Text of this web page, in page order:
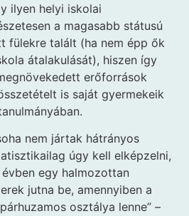
ilyen helyi iskolai
a magasabb státusú
fülekre talált (ha nem épp ők
átalakulását), hiszen így
erőforrások
is saját gyermekeik
nem jártak hátrányos
úgy kell elképzelni,
egy halmozottan
jutna be, amennyiben a
osztálya lenne” –